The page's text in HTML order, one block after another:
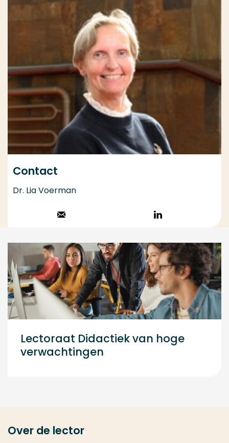
Contact
Dr. Lia Voerman
Stuur een email
Volg op
Lectoraat Didactiek van hoge
verwachtingen
Over de lector